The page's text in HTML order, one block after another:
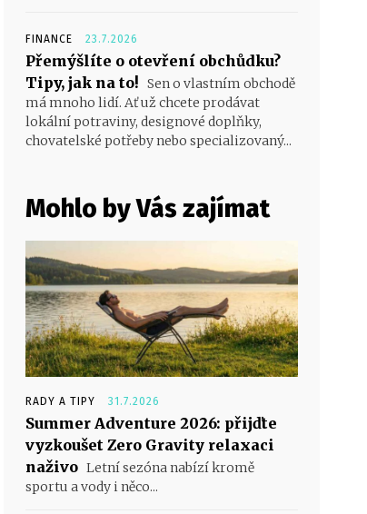
FINANCE 23.7.2026
Přemýšlíte o otevření obchůdku?
Tipy, jak na to! Sen o vlastním obchodě
má mnoho lidí. Ať už chcete prodávat
lokální potraviny, designové doplňky,
chovatelské potřeby nebo specializovaný...
Mohlo by Vás zajímat
RADY A TIPY 31.7.2026
Summer Adventure 2026: přijďte
vyzkoušet Zero Gravity relaxaci
naživo Letní sezóna nabízí kromě
sportu a vody i něco...